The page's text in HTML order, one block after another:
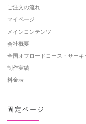
ご注文の流れ
マイページ
メインコンテンツ
会社概要
全国オフロードコース・サーキ
制作実績
料金表
固定ページ